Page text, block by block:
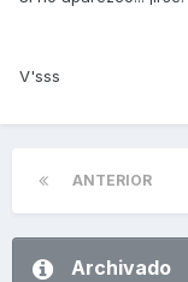
V'sss
ANTERIOR
Archivado